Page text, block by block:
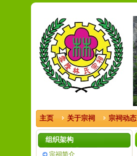
主页 关于宗祠 宗祠动态
组织架构
宗祠简介